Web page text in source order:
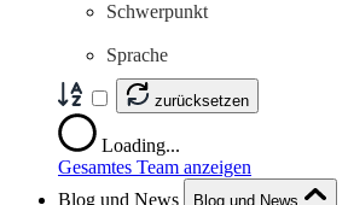
Schwerpunkt
Sprache
zurücksetzen
Loading...
Gesamtes Team anzeigen
Blog und News
Blog und News